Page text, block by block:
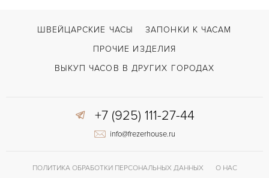
ВОЗМОЖНОСТИ ДОСТАВКИ С документами, С футляром
ЦВЕТ БРАСЛЕТА
ШВЕЙЦАРСКИЕ ЧАСЫ
ЗАПОНКИ К ЧАСАМ
ПРОЧИЕ ИЗДЕЛИЯ
ВЫКУП ЧАСОВ В ДРУГИХ ГОРОДАХ
+7 (925) 111-27-44
info@frezerhouse.ru
ПОЛИТИКА ОБРАБОТКИ ПЕРСОНАЛЬНЫХ ДАННЫХ
О НАС